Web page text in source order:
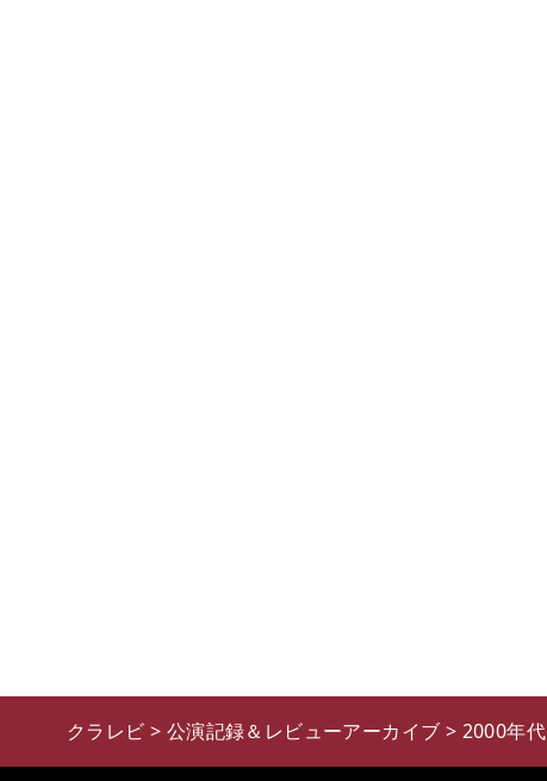
クラレビ > 公演記録＆レビューアーカイブ > 2000年代